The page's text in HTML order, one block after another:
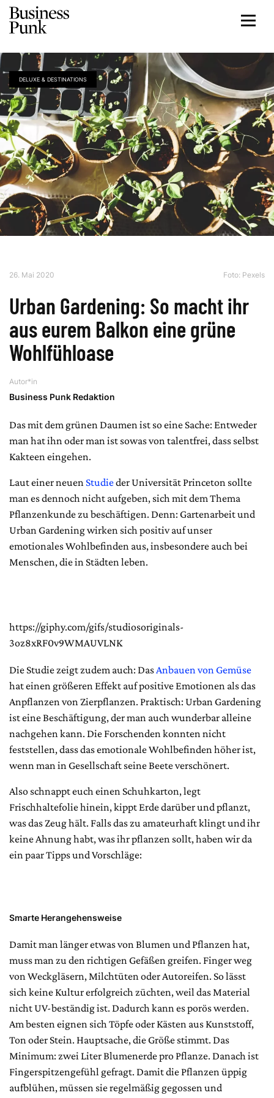
DELUXE & DESTINATIONS
26. Mai 2020 Foto: Pexels
Urban Gardening: So macht ihr
aus eurem Balkon eine grüne
Wohlfühloase
Autor*in
Business Punk Redaktion
Das mit dem grünen Daumen ist so eine Sache: Entweder
man hat ihn oder man ist sowas von talentfrei, dass selbst
Kakteen eingehen.
Laut einer neuen Studieder Universität Princeton sollte
man es dennoch nicht aufgeben, sich mit dem Thema
Pflanzenkunde zu beschäftigen. Denn: Gartenarbeit und
Urban Gardening wirken sich positiv auf unser
emotionales Wohlbefinden aus, insbesondere auch bei
Menschen, die in Städten leben.
https://giphy.com/gifs/studiosoriginals-
3oz8xRF0v9WMAUVLNK
Die Studie zeigt zudem auch: Das Anbauen von Gemüse
hat einen größeren Effekt auf positive Emotionen als das
Anpflanzen von Zierpflanzen. Praktisch: Urban Gardening
ist eine Beschäftigung, der man auch wunderbar alleine
nachgehen kann. Die Forschenden konnten nicht
feststellen, dass das emotionale Wohlbefinden höher ist,
wenn man in Gesellschaft seine Beete verschönert.
Also schnappt euch einen Schuhkarton, legt
Frischhaltefolie hinein, kippt Erde darüber und pflanzt,
was das Zeug hält. Falls das zu amateurhaft klingt und ihr
keine Ahnung habt, was ihr pflanzen sollt, haben wir da
ein paar Tipps und Vorschläge:
Smarte Herangehensweise
Damit man länger etwas von Blumen und Pflanzen hat,
muss man zu den richtigen Gefäßen greifen. Finger weg
von Weckgläsern, Milchtüten oder Autoreifen. So lässt
sich keine Kultur erfolgreich züchten, weil das Material
nicht UV-beständig ist. Dadurch kann es porös werden.
Am besten eignen sich Töpfe oder Kästen aus Kunststoff,
Ton oder Stein. Hauptsache, die Größe stimmt. Das
Minimum: zwei Liter Blumenerde pro Pflanze. Danach ist
Fingerspitzengefühl gefragt. Damit die Pflanzen üppig
aufblühen, müssen sie regelmäßig gegossen und